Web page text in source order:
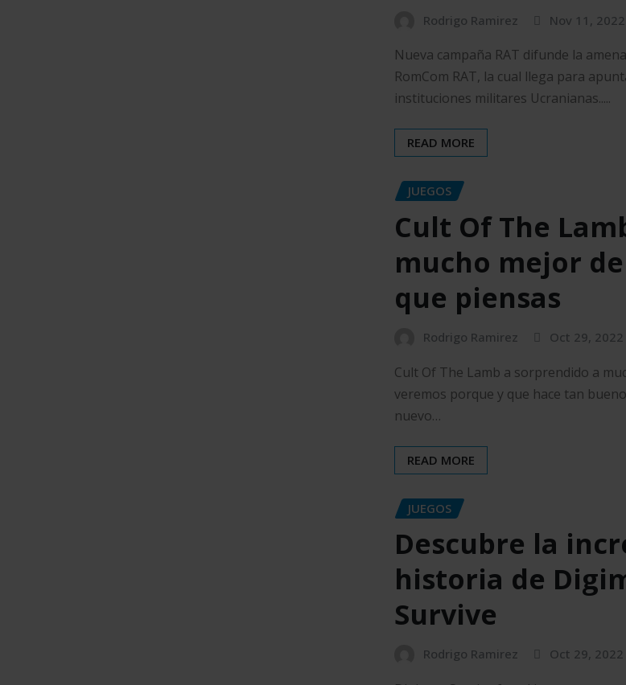
Rodrigo Ramirez Nov 11, 2022
Nueva campaña RAT difunde la
RomCom RAT, la cual llega para
instituciones militares Ucranianas.....
READ MORE
JUEGOS
Cult Of The
mucho mejor
que piensas
Rodrigo Ramirez Oct 29, 2022
Cult Of The Lamb a sorprendido a
veremos porque y que hace tan
nuevo…
READ MORE
JUEGOS
Descubre la
historia de
Survive
Rodrigo Ramirez Oct 29, 2022